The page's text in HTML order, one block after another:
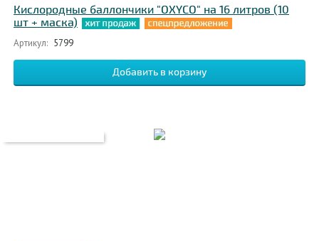
Кислородные баллончики "OXYCO" на 16 литров (10
шт + маска)
Артикул: 5799